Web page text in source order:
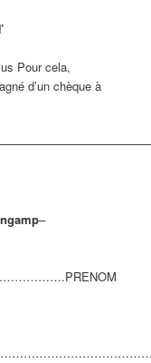
Pour cela,
d’un chèque à
–